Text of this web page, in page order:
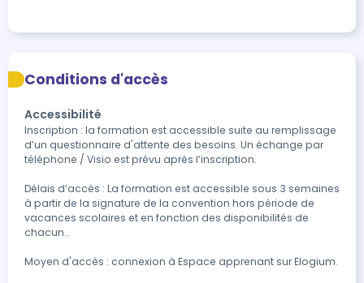
Conditions d'accès
Accessibilité
Inscription : la formation est accessible suite au remplissage
d’un questionnaire d'attente des besoins. Un échange par
téléphone / Visio est prévu après l’inscription.
Délais d’accès : La formation est accessible sous 3 semaines
à partir de la signature de la convention hors période de
vacances scolaires et en fonction des disponibilités de
chacun..
Moyen d'accès : connexion à Espace apprenant sur Elogium.